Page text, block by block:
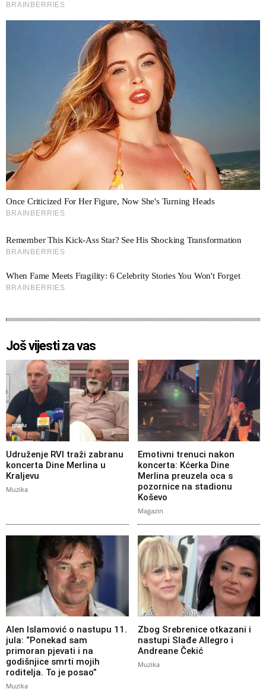
Još vijesti za vas
Udruženje RVI traži zabranu
koncerta Dine Merlina u
Kraljevu
Muzika
Emotivni trenuci nakon
koncerta: Kćerka Dine
Merlina preuzela oca s
pozornice na stadionu
Koševo
Magazin
Alen Islamović o nastupu 11.
jula: “Ponekad sam
primoran pjevati i na
godišnjice smrti mojih
roditelja. To je posao”
Muzika
Zbog Srebrenice otkazani i
nastupi Slađe Allegro i
Andreane Čekić
Muzika